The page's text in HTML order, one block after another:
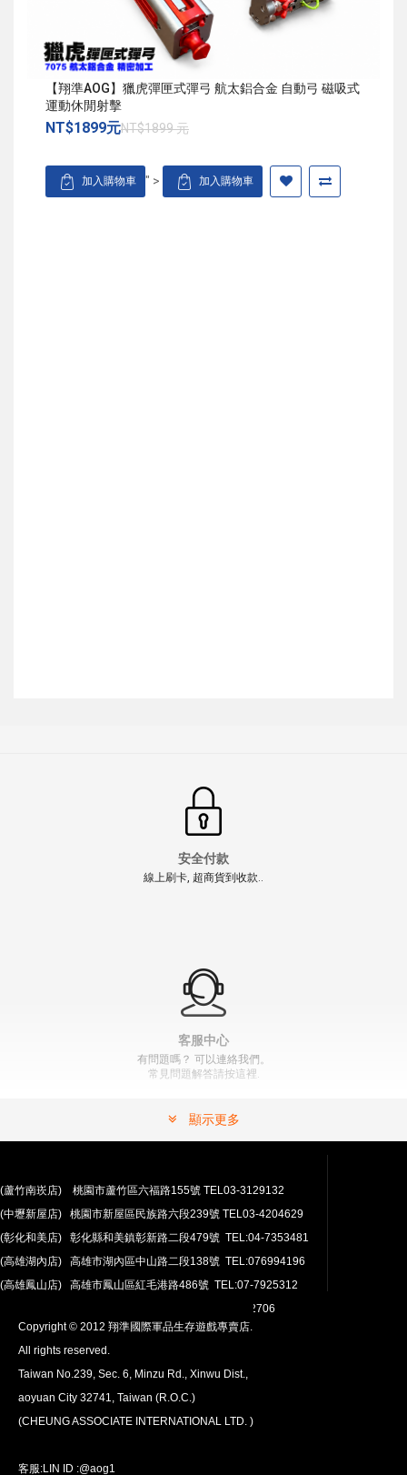
【翔準AOG】獵虎彈匣式彈弓 航太鋁合金 自動弓 磁吸式
運動休閒射擊
NT$1899元NT$1899 元
加入購物車 " > 加入購物車
安全付款
線上刷卡, 超商貨到收款..
客服中心
有問題嗎？ 可以連絡我們。
常見問題解答請按這裡.
安心購買
100％付款保護。 簡單
退貨政策
全球配送
我們將運送至全球
顯示更多
(蘆竹南崁店) 桃園市蘆竹區六福路155號 TEL03-3129132
(中壢新屋店) 桃園市新屋區民族路六段239號 TEL03-4204629
(彰化和美店) 彰化縣和美鎮彰新路二段479號 TEL:04-7353481
(高雄湖內店) 高雄市湖內區中山路二段138號 TEL:076994196
(高雄鳳山店) 高雄市鳳山區紅毛港路486號 TEL:07-7925312
翔準網路部門:TEL 03-4202763 03-4202706
Copyright © 2012 翔準國際軍品生存遊戲專賣店.
All rights reserved.
Taiwan No.239, Sec. 6, Minzu Rd., Xinwu Dist.,
aoyuan City 32741, Taiwan (R.O.C.)
(CHEUNG ASSOCIATE INTERNATIONAL LTD. )
客服:LIN ID :@aog1